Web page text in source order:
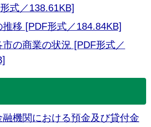
式／138.61KB]
推移 [PDF形式／184.84KB]
の商業の状況 [PDF形式／
融機関における預金及び貸付金